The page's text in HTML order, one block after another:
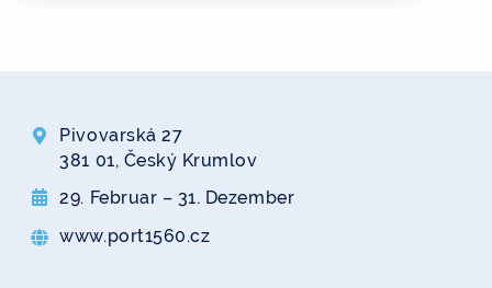
Pivovarská 27
381 01, Český Krumlov
29. Februar – 31. Dezember
www.port1560.cz